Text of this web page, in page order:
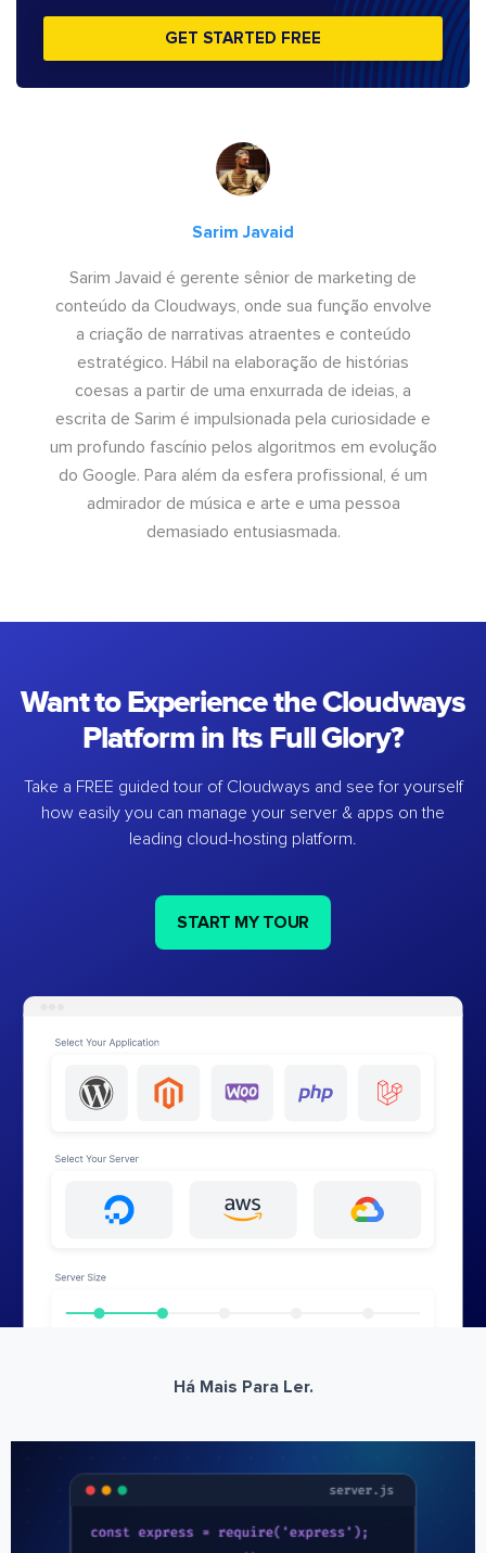
GET STARTED FREE
Sarim Javaid
Sarim Javaid é gerente sênior de marketing de
conteúdo da Cloudways, onde sua função envolve
a criação de narrativas atraentes e conteúdo
estratégico. Hábil na elaboração de histórias
coesas a partir de uma enxurrada de ideias, a
escrita de Sarim é impulsionada pela curiosidade e
um profundo fascínio pelos algoritmos em evolução
do Google. Para além da esfera profissional, é um
admirador de música e arte e uma pessoa
demasiado entusiasmada.
Want to Experience the Cloudways
Platform in Its Full Glory?
Take a FREE guided tour of Cloudways and see for yourself
how easily you can manage your server & apps on the
leading cloud-hosting platform.
START MY TOUR
Há Mais Para Ler.